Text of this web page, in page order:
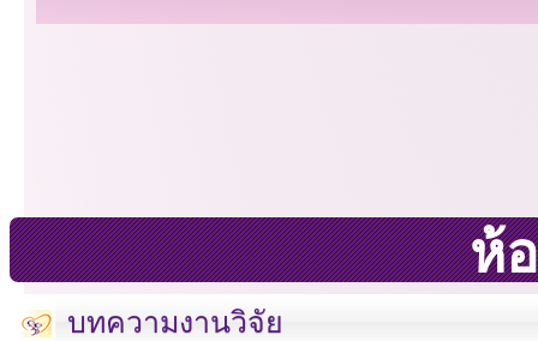
ห้
บทความงานวิจัย